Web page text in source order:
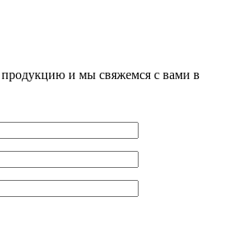
продукцию и мы свяжемся с вами в